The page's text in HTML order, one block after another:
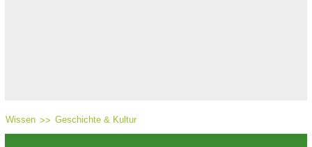
Wissen Geschichte & Kultur